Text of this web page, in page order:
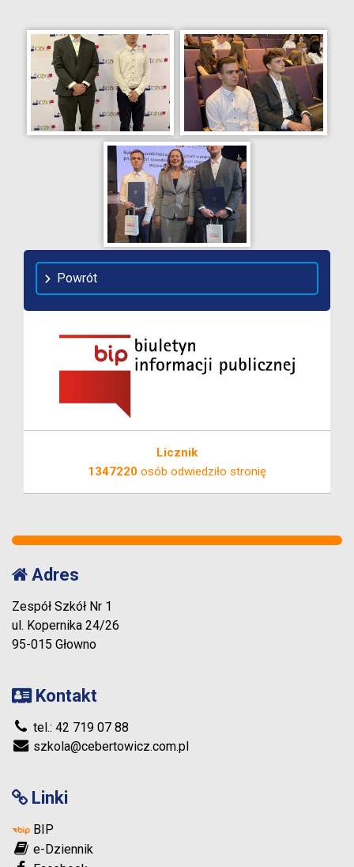
Powrót
Licznik
1347220 osób odwiedziło stronię
Adres
Zespół Szkół Nr 1
ul. Kopernika 24/26
95-015 Głowno
Kontakt
tel.: 42 719 07 88
szkola@cebertowicz.com.pl
Linki
BIP
e-Dziennik